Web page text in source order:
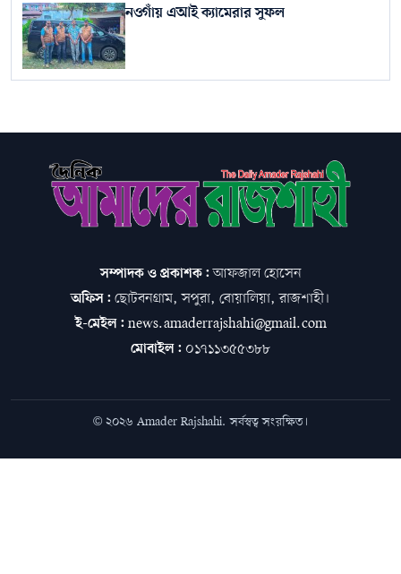
নওগাঁয় এআই ক্যামেরার সুফল
সম্পাদক ও প্রকাশক:আফজাল হোসেন
অফিস: ছোটবনগ্রাম, সপুরা, বোয়ালিয়া, রাজশাহী।
ই-মেইল: news.amaderrajshahi@gmail.com
মোবাইল: ০১৭১১৩৫৫৩৮৮
© ২০২৬ Amader Rajshahi. সর্বস্বত্ব সংরক্ষিত।